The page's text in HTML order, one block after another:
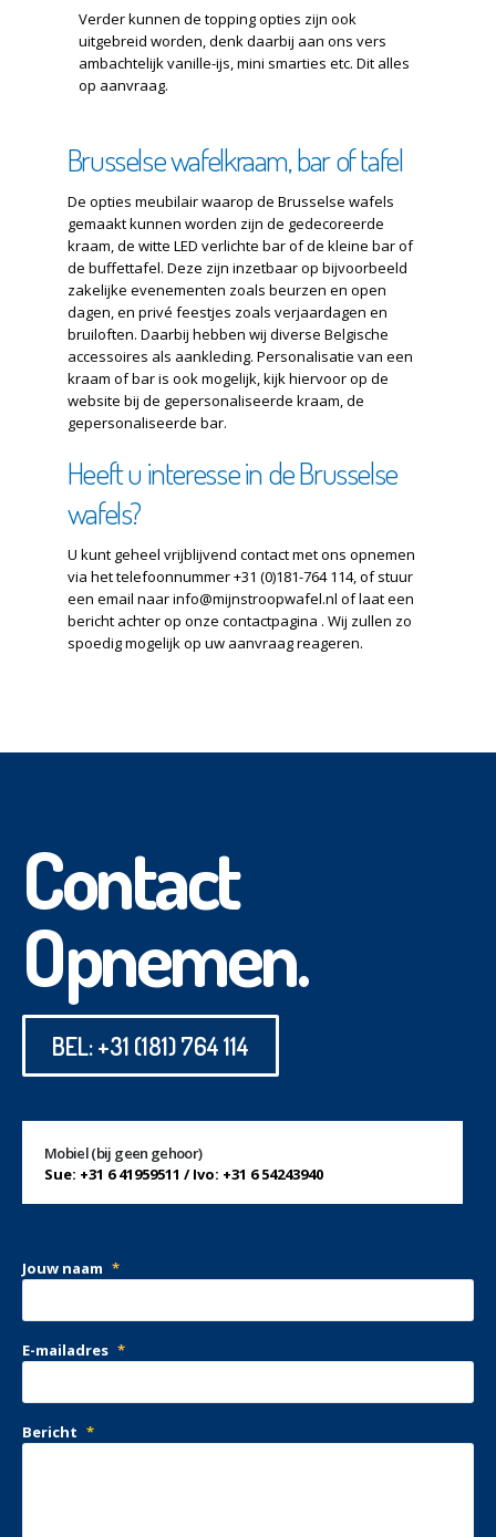
Verder kunnen de topping opties zijn ook
uitgebreid worden, denk daarbij aan ons vers
ambachtelijk vanille-ijs, mini smarties etc. Dit alles
op aanvraag.
Brusselse wafelkraam, bar of tafel
De opties meubilair waarop de Brusselse wafels
gemaakt kunnen worden zijn de gedecoreerde
kraam, de witte LED verlichte bar of de kleine bar of
de buffettafel. Deze zijn inzetbaar op bijvoorbeeld
zakelijke evenementen zoals beurzen en open
dagen, en privé feestjes zoals verjaardagen en
bruiloften. Daarbij hebben wij diverse Belgische
accessoires als aankleding. Personalisatie van een
kraam of bar is ook mogelijk, kijk hiervoor op de
website bij de gepersonaliseerde kraam, de
gepersonaliseerde bar.
Heeft u interesse in de Brusselse
wafels?
U kunt geheel vrijblijvend contact met ons opnemen
via het telefoonnummer +31 (0)181-764 114, of stuur
een email naar info@mijnstroopwafel.nl of laat een
bericht achter op onze contactpagina . Wij zullen zo
spoedig mogelijk op uw aanvraag reageren.
Contact
Opnemen.
BEL: +31 (181) 764 114
Mobiel (bij geen gehoor)
Sue: +31 6 41959511 / Ivo: +31 6 54243940
Jouw naam *
E-mailadres *
Bericht *